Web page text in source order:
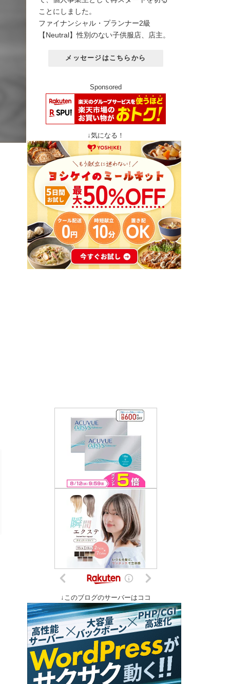
ことにしました。
ファイナンシャル・プランナー2級
【Neutral】性別のない子供服店、店主。
メッセージはこちらから
Sponsored
↓気になる！
↓このブログのサーバーはココ